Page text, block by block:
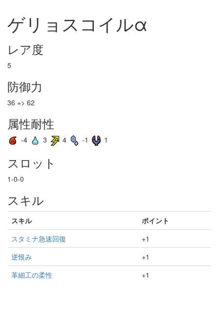
ゲリョスコイルα
レア度
5
防御力
36 => 62
属性耐性
-4 3 4 -1 1
スロット
1-0-0
スキル
スキル
ポイント
スタミナ急速回復
+1
逆恨み
+1
革細工の柔性
+1